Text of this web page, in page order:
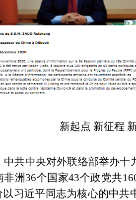
新起点 新征程
中共中央对外联络部举办
洲36个国家43个政党共
习近平同志为核心的中共